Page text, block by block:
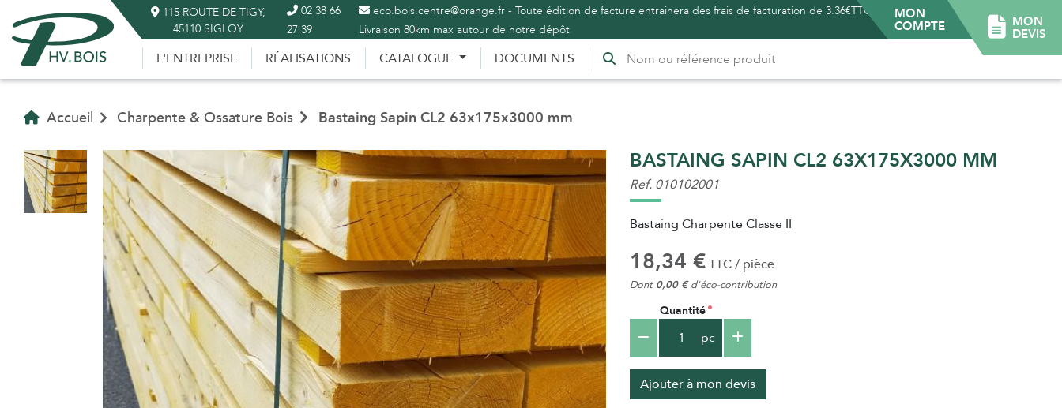
115 ROUTE DE TIGY,
45110 SIGLOY
02 38 66
27 39
eco.bois.centre@orange.fr - Toute édition de facture entrainera des frais de facturation de 3.36€TTC -
Livraison 80km max autour de notre dépôt
MON
COMPTE
MON
DEVIS
L'ENTREPRISE RÉALISATIONS CATALOGUE DOCUMENTS
Accueil Charpente & Ossature Bois Bastaing Sapin CL2 63x175x3000 mm
BASTAING SAPIN CL2 63X175X3000 MM
Ref. 010102001
Bastaing Charpente Classe II
18,34 € TTC / pièce
Dont 0,00 €d'éco-contribution
Quantité
pc
Ajouter à mon devis